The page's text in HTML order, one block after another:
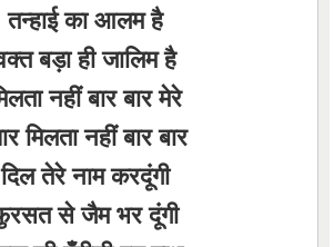
तन्हाई का आलम है
बड़ा ही जालिम है
नहीं बार बार मेरे
मिलता नहीं बार बार
दिल तेरे नाम करदूंगी
से जैम भर दूंगी